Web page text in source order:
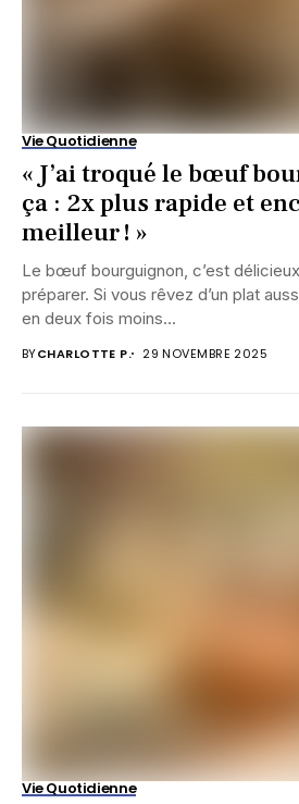
Vie Quotidienne
« J’ai troqué le bœuf
ça : 2x plus rapide et
meilleur ! »
Le bœuf bourguignon, c’est
préparer. Si vous rêvez d’un plat
en deux fois moins...
BYCHARLOTTE P. 29 NOVEMBRE 2025
Vie Quotidienne